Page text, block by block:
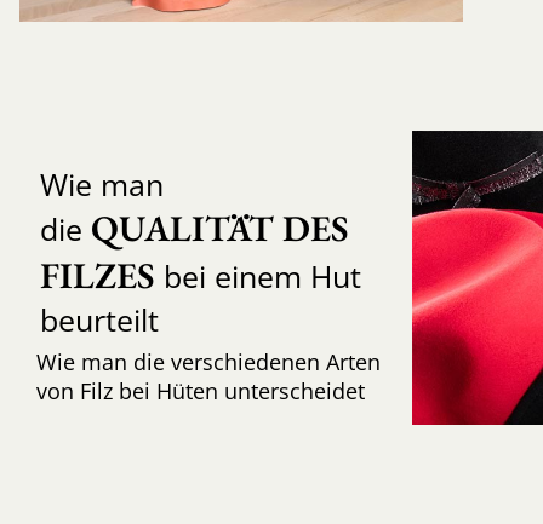
Wie man
die QUALITÄT DES
FILZES bei einem Hut
beurteilt
Wie man die verschiedenen Arten
von Filz bei Hüten unterscheidet